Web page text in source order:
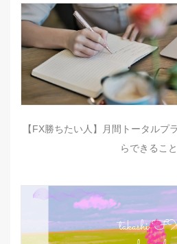
【FX勝ちたい人】月間トータルプ
らできること